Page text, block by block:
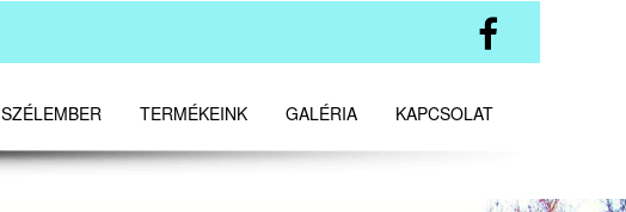
SZÉLEMBER TERMÉKEINK GALÉRIA KAPCSOLAT
